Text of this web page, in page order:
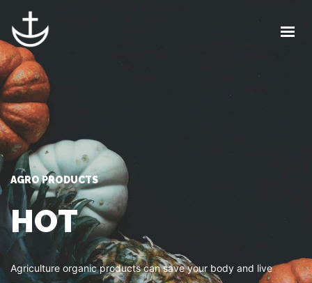
AGRO PRODUCTS
HOT
Agriculture organic products can save your body and live